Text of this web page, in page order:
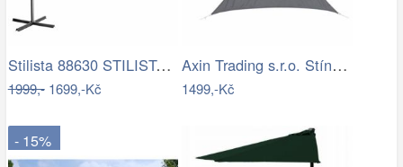
Stilista 88630 STILISTA Zahradní LED…
1999,-1699,-Kč
Axin Trading s.r.o. Stínící plachta…
1499,-Kč
- 15%